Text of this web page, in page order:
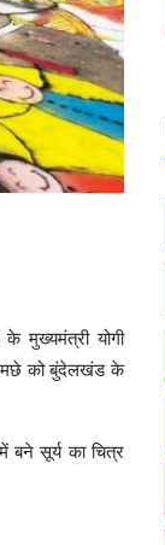
मुख्यमंत्री योगी
को बुंदेलखंड के
बने सूर्य का चित्र